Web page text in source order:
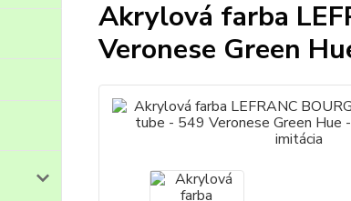
Akrylová farba
Veronese Green